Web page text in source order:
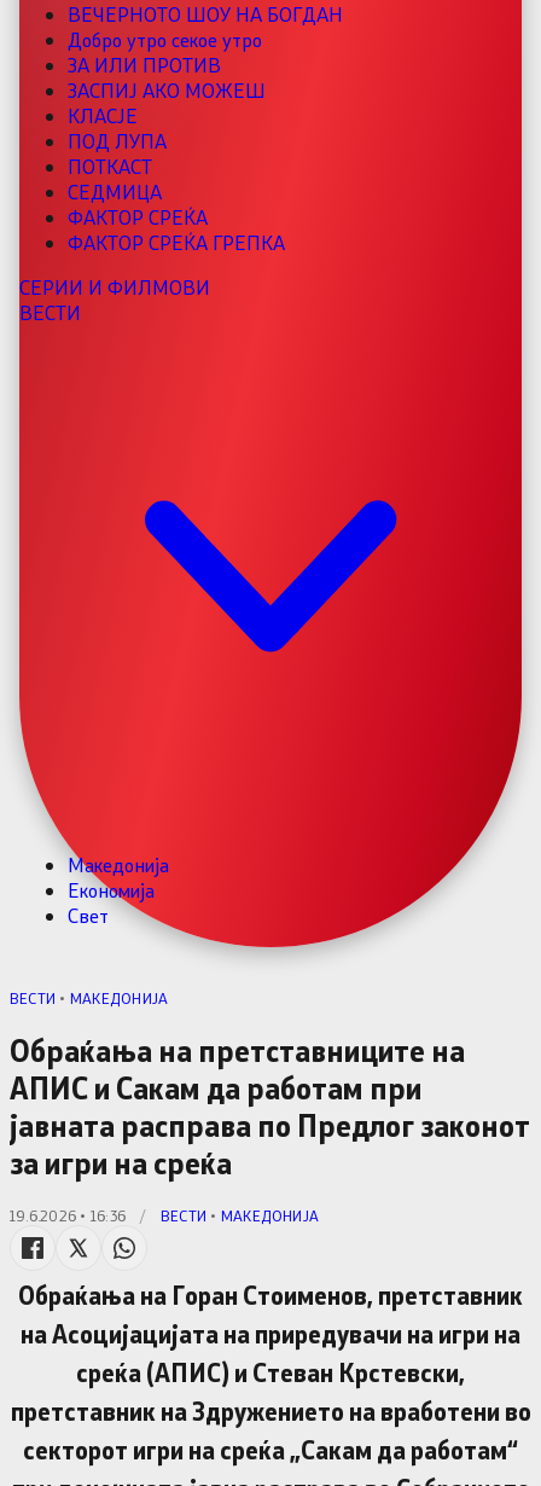
ВЕЧЕРНОТО ШОУ НА БОГДАН
Добро утро секое утро
ЗА ИЛИ ПРОТИВ
ЗАСПИЈ АКО МОЖЕШ
КЛАСЈЕ
ПОД ЛУПА
ПОТКАСТ
СЕДМИЦА
ФАКТОР СРЕЌА
ФАКТОР СРЕЌА ГРЕПКА
СЕРИИ И ФИЛМОВИ
ВЕСТИ
Македонија
Економија
Свет
ВЕСТИ • МАКЕДОНИЈА
Обраќања на претставниците на
АПИС и Сакам да работам при
јавната расправа по Предлог законот
за игри на среќа
19.6.2026 • 16:36 / ВЕСТИ • МАКЕДОНИЈА
Обраќања на Горан Стоименов, претставник
на Асоцијацијата на приредувачи на игри на
среќа (АПИС) и Стеван Крстевски,
претставник на Здружението на вработени во
секторот игри на среќа „Сакам да работам“